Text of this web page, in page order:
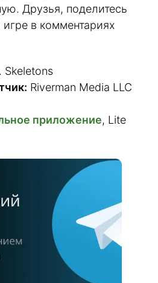
Друзья, поделитесь
в комментариях
Skeletons
Riverman Media LLC
приложение, Lite